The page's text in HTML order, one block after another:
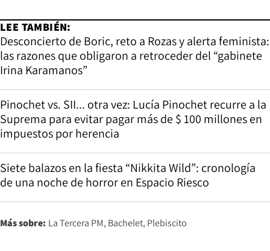
LEE TAMBIÉN:
Desconcierto de Boric, reto a Rozas y alerta feminista:
las razones que obligaron a retroceder del “gabinete
Irina Karamanos”
Pinochet vs. SII... otra vez: Lucía Pinochet recurre a la
Suprema para evitar pagar más de $ 100 millones en
impuestos por herencia
Siete balazos en la fiesta “Nikkita Wild”: cronología
de una noche de horror en Espacio Riesco
Más sobre: La Tercera PM Bachelet Plebiscito